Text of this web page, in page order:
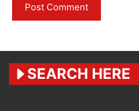
SEARCH HERE